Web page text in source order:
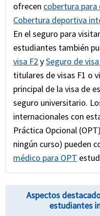
ofrecen cobertura
Cobertura deportiva
En el seguro para
estudiantes también
visa F2 ySeguro de
titulares de visas F1 o
principal de la visa de
seguro universitario.
internacionales con
Práctica Opcional
ningún curso) pueden
médico para OPT
Aspectos
estudiantes